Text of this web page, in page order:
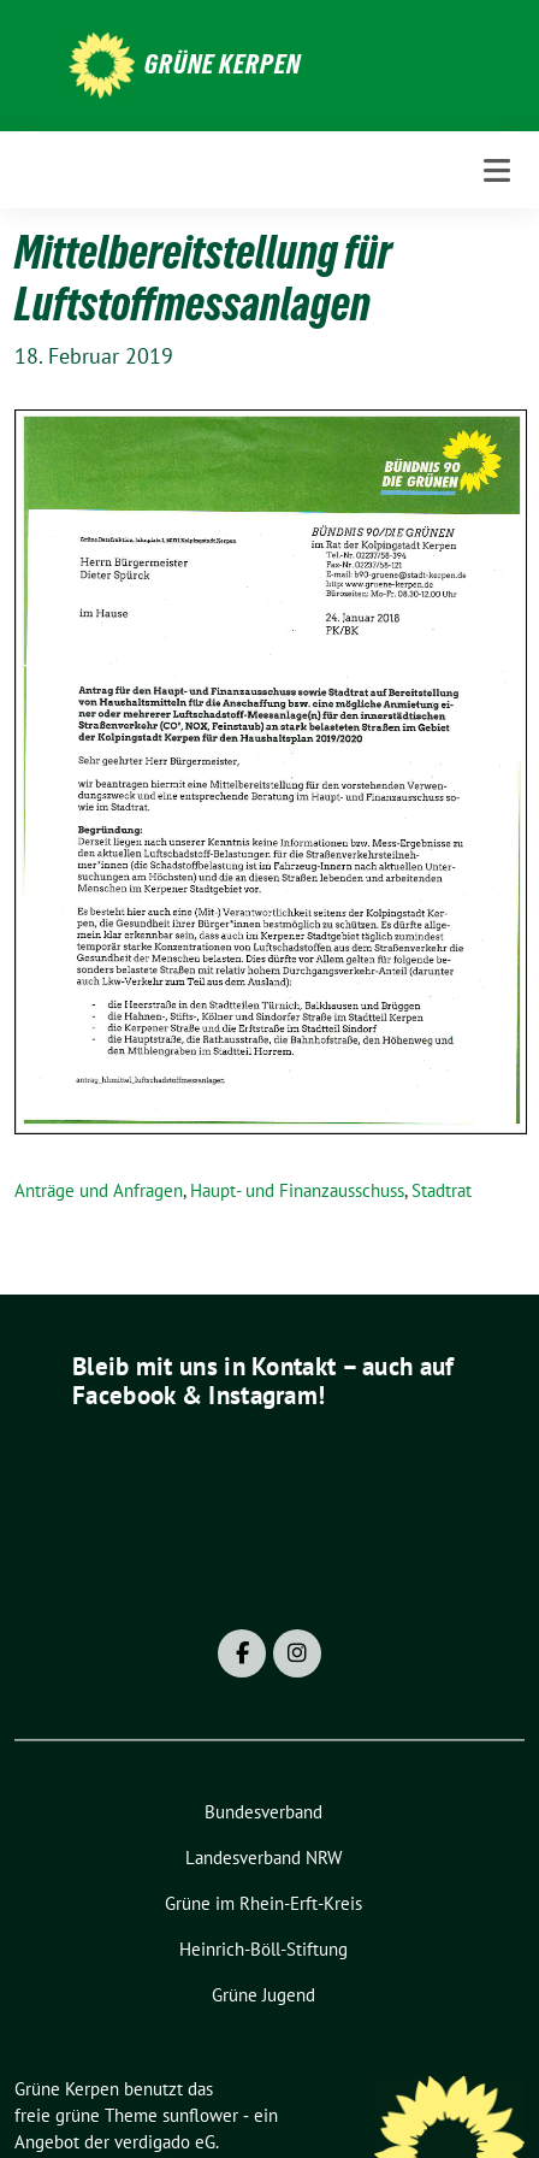
GRÜNE KERPEN
Mittelbereitstellung für
Luftstoffmessanlagen
18. Februar 2019
Anträge und Anfragen, Haupt- und Finanzausschuss,Stadtrat
Bleib mit uns in Kontakt – auch auf
Facebook & Instagram!
Bundesverband
Landesverband NRW
Grüne im Rhein-Erft-Kreis
Heinrich-Böll-Stiftung
Grüne Jugend
Grüne Kerpen benutzt das
freie grüne Theme sunflower ‐ ein
Angebot der verdigado eG.